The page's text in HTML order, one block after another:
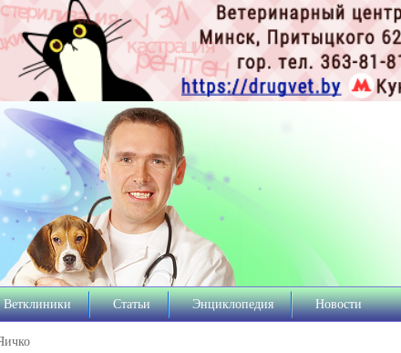
Ветклиники Статьи Энциклопедия Новости